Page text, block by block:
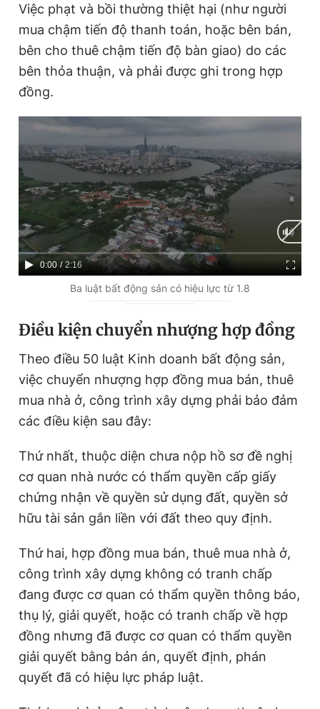
Việc phạt và bồi thường thiệt hại (như người
mua chậm tiến độ thanh toán, hoặc bên bán,
bên cho thuê chậm tiến độ bàn giao) do các
bên thỏa thuận, và phải được ghi trong hợp
đồng.
C
r
m
e
0:00 / D
a
o
2:16
Ba luật bất động sản có hiệu lực từ 1.8
Điều kiện chuyển nhượng hợp đồng
Theo điều 50 luật Kinh doanh bất động sản,
việc chuyển nhượng hợp đồng mua bán, thuê
mua nhà ở, công trình xây dựng phải bảo đảm
các điều kiện sau đây:
Thứ nhất, thuộc diện chưa nộp hồ sơ đề nghị
cơ quan nhà nước có thẩm quyền cấp giấy
chứng nhận về quyền sử dụng đất, quyền sở
hữu tài sản gắn liền với đất theo quy định.
Thứ hai, hợp đồng mua bán, thuê mua nhà ở,
công trình xây dựng không có tranh chấp
đang được cơ quan có thẩm quyền thông báo,
thụ lý, giải quyết, hoặc có tranh chấp về hợp
đồng nhưng đã được cơ quan có thẩm quyền
giải quyết bằng bản án, quyết định, phán
quyết đã có hiệu lực pháp luật.